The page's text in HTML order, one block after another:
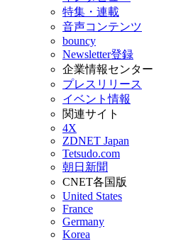
特集・連載
音声コンテンツ
bouncy
Newsletter登録
企業情報センター
プレスリリース
イベント情報
関連サイト
4X
ZDNET Japan
Tetsudo.com
朝日新聞
CNET各国版
United States
France
Germany
Korea